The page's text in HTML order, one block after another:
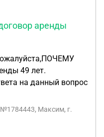
аренды
49 лет.
на данный вопрос
№1784443, Максим, г.